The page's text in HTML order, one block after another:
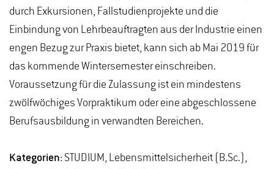
durch Exkursionen, Fallstudienprojekte und die
Einbindung von Lehrbeauftragten aus der Industrie einen
engen Bezug zur Praxis bietet, kann sich ab Mai 2019 für
das kommende Wintersemester einschreiben.
Voraussetzung für die Zulassung ist ein mindestens
zwölfwöchiges Vorpraktikum oder eine abgeschlossene
Berufsausbildung in verwandten Bereichen.
Kategorien: STUDIUM, Lebensmittelsicherheit (B.Sc.),